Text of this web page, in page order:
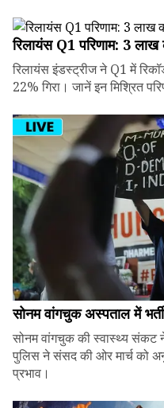
रिलायंस Q1 परिणाम: ₹3
रिलायंस इंडस्ट्रीज ने Q1 में
22% गिरा। जानें इन मिश्रित
सोनम वांगचुक अस्पताल में
सोनम वांगचुक की स्वास्थ्य संकट ने
पुलिस ने संसद की ओर मार्च को
प्रभाव।